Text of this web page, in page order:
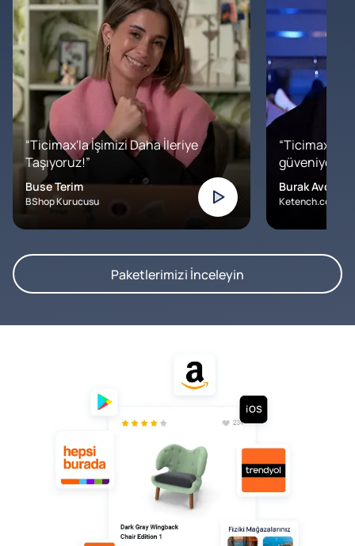
“Ticimax'la İşimizi Daha İleriye
Taşıyoruz!”
Buse Terim
BShop Kurucusu
“Ticimax'a
Burak Avcılar
Ketench.com –
Paketlerimizi İnceleyin